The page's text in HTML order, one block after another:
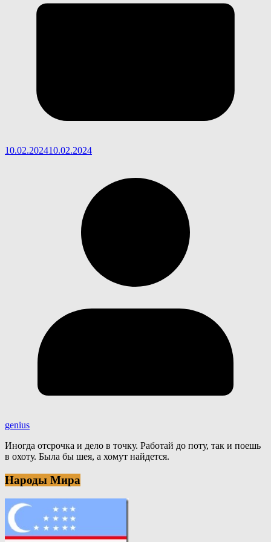
10.02.202410.02.2024
genius
Иногда отсрочка и дело в точку. Работай до поту, так и поешь
в охоту. Была бы шея, а хомут найдется.
Народы Мира